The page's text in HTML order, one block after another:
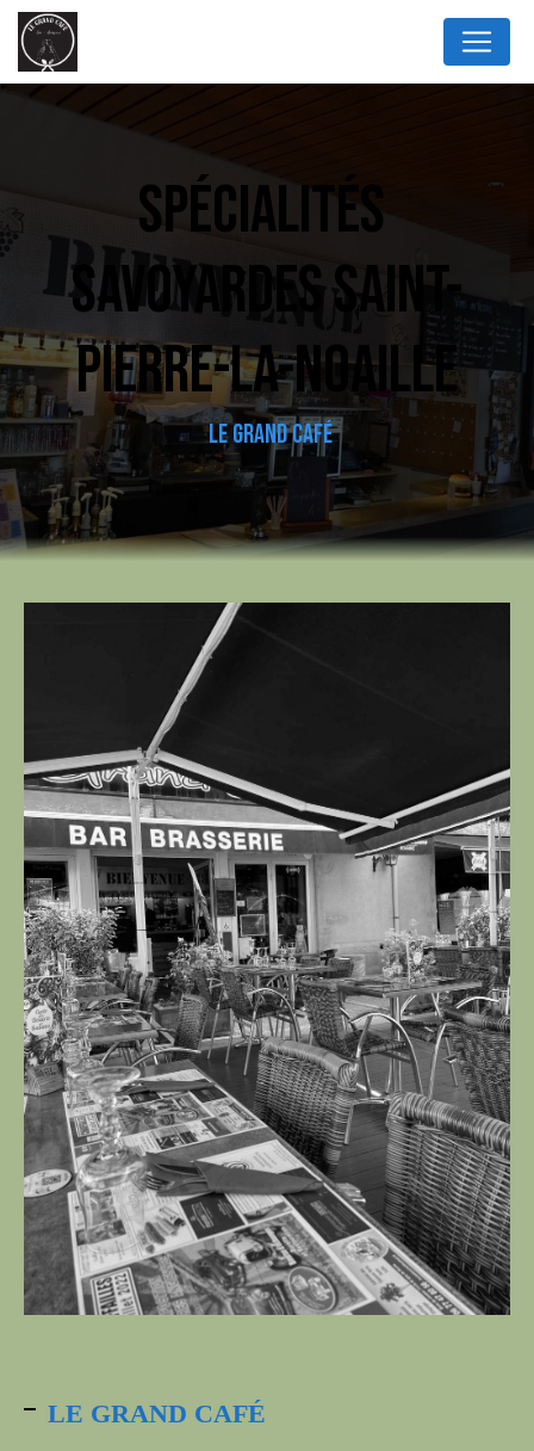
SPÉCIALITÉS
SAVOYARDES SAINT-
PIERRE-LA-NOAILLE
LE GRAND CAFÉ
LE GRAND CAFÉ
Panneau de gestion des cookies